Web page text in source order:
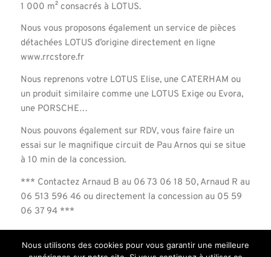
1 000 m² consacrés à LOTUS.
Nous vous proposons également un service de pièces
détachées LOTUS d’origine directement en ligne
www.rrcstore.fr
Nous reprenons votre LOTUS Elise, une CATERHAM ou
un produit similaire comme une LOTUS Exige ou Evora,
une PORSCHE…
Nous pouvons également sur RDV, vous faire faire un
essai sur le magnifique circuit de Pau Arnos qui se situe
à 10 min de la concession.
*** Contactez Arnaud B au 06 73 06 18 50, Arnaud R au
06 513 596 46 ou directement la concession au 05 59
06 37 94 ***
Nous utilisons des cookies pour vous garantir une meilleure